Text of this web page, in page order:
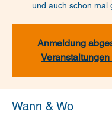
und auch schon mal
Anmeldung
Wann & Wo